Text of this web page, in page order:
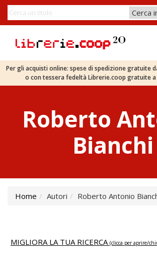
Per gli acquisti online: spese di spedizione gratuite
o con tessera fedeltà Librerie.coop gratuite
Roberto
Bianchi
Home Autori Roberto Antonio
MIGLIORA LA TUA RICERCA (clicca per aprire/